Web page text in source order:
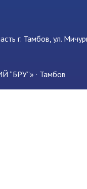
г. Тамбов, ул.
· Тамбов